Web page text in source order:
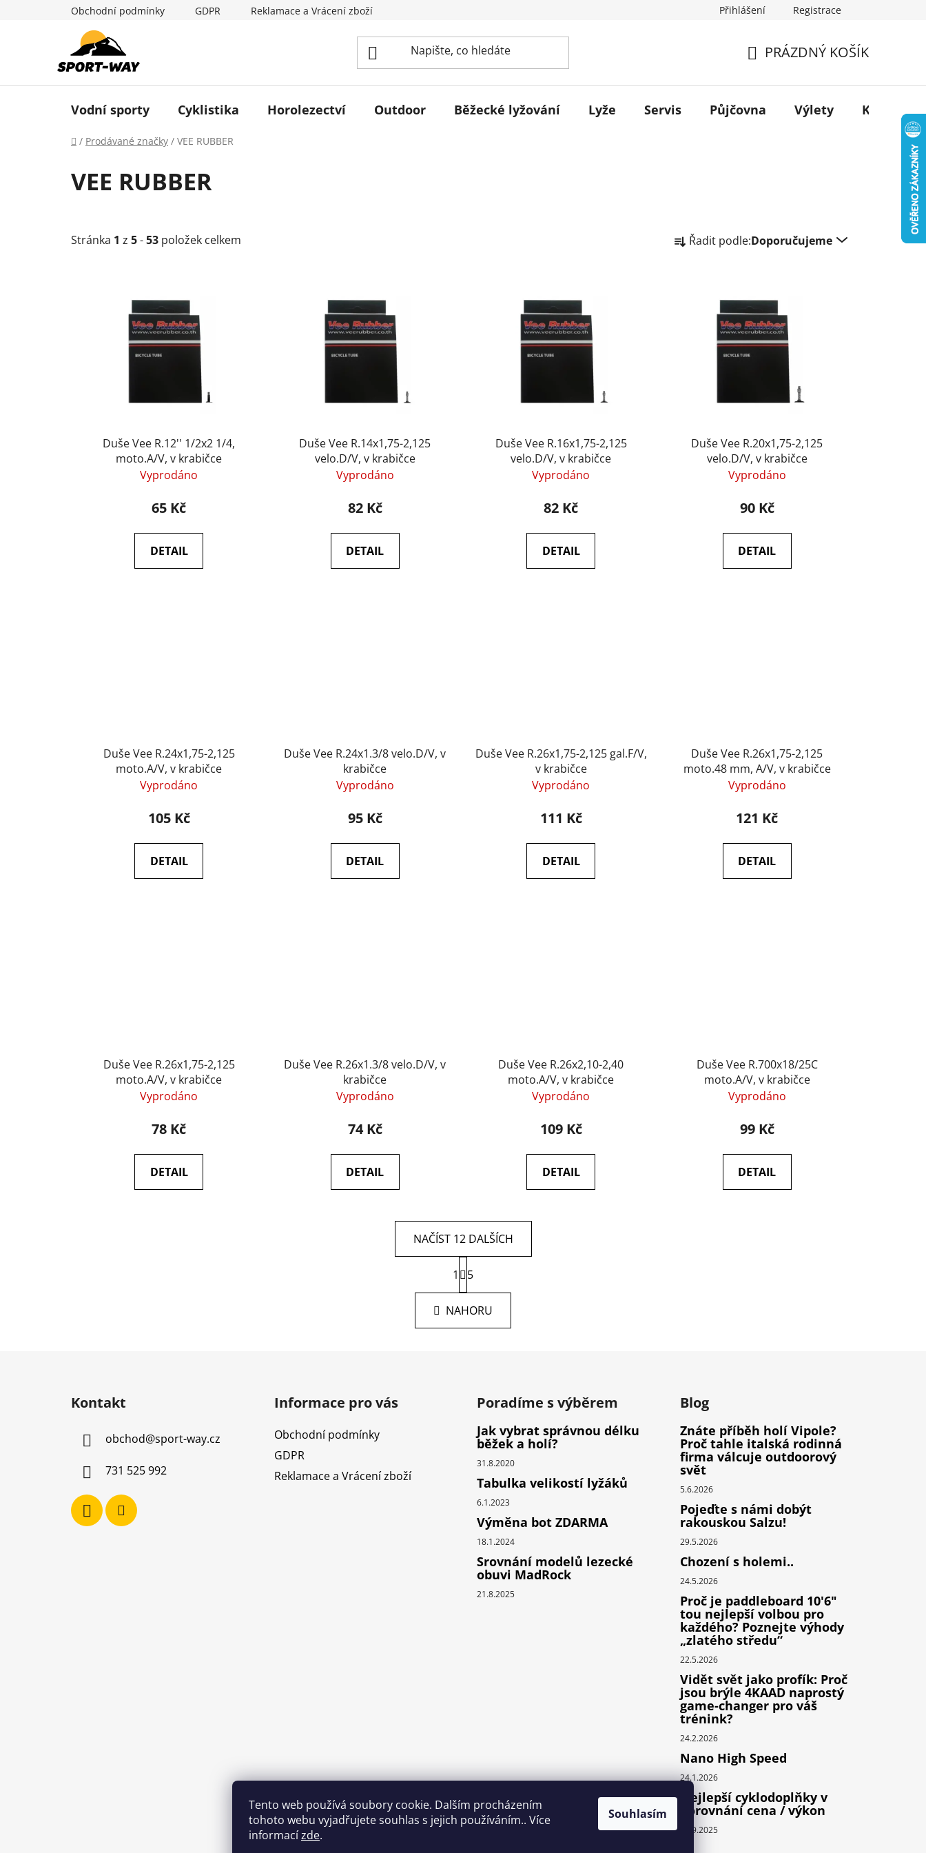
Tento web používá soubory cookie. Dalším procházením
tohoto webu vyjadřujete souhlas s jejich používáním.. Více
informacízde.
Souhlasím
Obchodní podmínky GDPR Reklamace a Vrácení zboží Přihlášení Registrace
KOŠÍK
PRÁZDNÝ KOŠÍK
Vodní sporty Cyklistika Horolezectví Outdoor Běžecké lyžování Lyže Servis Půjčovna Výlety Kontakt
Domů
/ Prodávané značky / VEE RUBBER
VEE RUBBER
Stránka 1 z 5-53 položek celkem a Řadit podle:Doporučujeme
Duše Vee R.12'' 1/2x2 1/4,
moto.A/V, v krabičce
Vyprodáno
65 Kč
DETAIL
Duše Vee R.14x1,75-2,125
velo.D/V, v krabičce
Vyprodáno
82 Kč
DETAIL
Duše Vee R.16x1,75-2,125
velo.D/V, v krabičce
Vyprodáno
82 Kč
DETAIL
Duše Vee R.20x1,75-2,125
velo.D/V, v krabičce
Vyprodáno
90 Kč
DETAIL
Duše Vee R.24x1,75-2,125
moto.A/V, v krabičce
Vyprodáno
105 Kč
DETAIL
Duše Vee R.24x1.3/8 velo.D/V, v
krabičce
Vyprodáno
95 Kč
DETAIL
Duše Vee R.26x1,75-2,125 gal.F/V,
v krabičce
Vyprodáno
111 Kč
DETAIL
Duše Vee R.26x1,75-2,125
moto.48 mm, A/V, v krabičce
Vyprodáno
121 Kč
DETAIL
Duše Vee R.26x1,75-2,125
moto.A/V, v krabičce
Vyprodáno
78 Kč
DETAIL
Duše Vee R.26x1.3/8 velo.D/V, v
krabičce
Vyprodáno
74 Kč
DETAIL
Duše Vee R.26x2,10-2,40
moto.A/V, v krabičce
Vyprodáno
109 Kč
DETAIL
Duše Vee R.700x18/25C
moto.A/V, v krabičce
Vyprodáno
99 Kč
DETAIL
O
v
l
á
NAČÍST 12 DALŠÍCH
S
t
r
n
k
1 5
NAHORU
Kontakt
obchod@sport-way.cz
731 525 992
Informace pro vás
Obchodní podmínky
GDPR
Reklamace a Vrácení zboží
Poradíme s výběrem
Jak vybrat správnou délku
běžek a holí?
31.8.2020
Tabulka velikostí lyžáků
6.1.2023
Výměna bot ZDARMA
18.1.2024
Srovnání modelů lezecké
obuvi MadRock
21.8.2025
Blog
Znáte příběh holí Vipole?
Proč tahle italská rodinná
firma válcuje outdoorový
svět
5.6.2026
Pojeďte s námi dobýt
rakouskou Salzu!
29.5.2026
Chození s holemi..
24.5.2026
Proč je paddleboard 10'6"
tou nejlepší volbou pro
každého? Poznejte výhody
„zlatého středu“
22.5.2026
Vidět svět jako profík: Proč
jsou brýle 4KAAD naprostý
game-changer pro váš
trénink?
24.2.2026
Nano High Speed
24.1.2026
Nejlepší cyklodoplňky v
porovnání cena / výkon
24.9.2025